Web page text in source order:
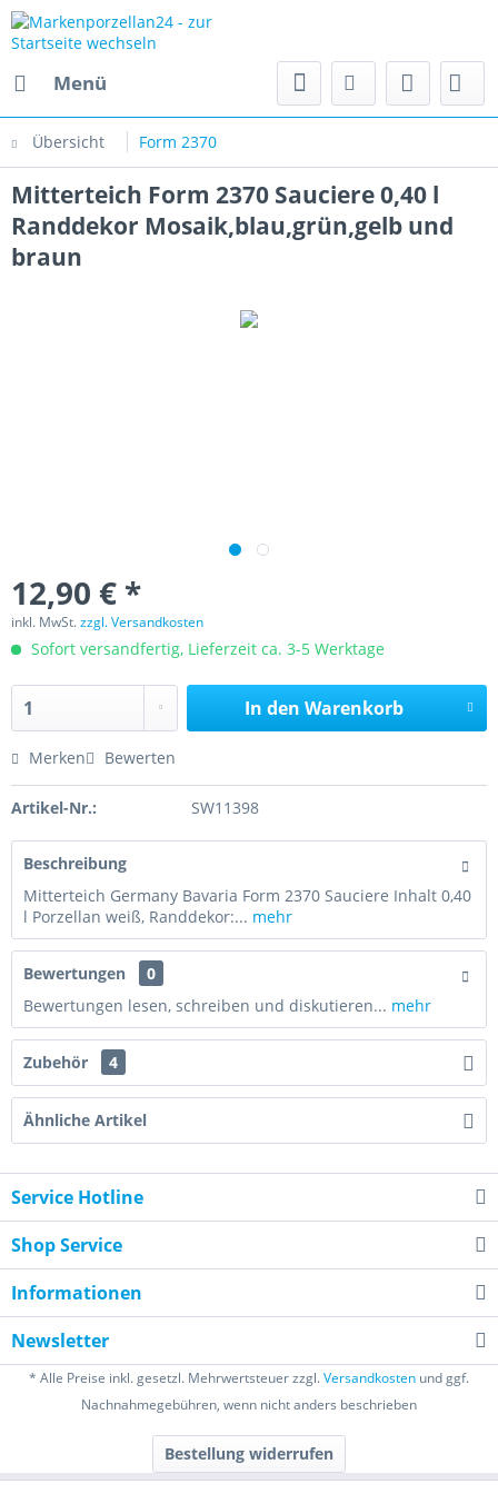
Menü
Übersicht Form 2370
Mitterteich Form 2370 Sauciere 0,40 l
Randdekor Mosaik,blau,grün,gelb und
braun
12,90 € *
inkl. MwSt.zzgl. Versandkosten
Sofort versandfertig, Lieferzeit ca. 3-5 Werktage
In den Warenkorb
Merken Bewerten
Artikel-Nr.: SW11398
Beschreibung
Mitterteich Germany Bavaria Form 2370 Sauciere Inhalt 0,40
l Porzellan weiß, Randdekor:... mehr
Bewertungen
0
Bewertungen lesen, schreiben und diskutieren... mehr
Zubehör 4
Ähnliche Artikel
Service Hotline
Shop Service
Informationen
Newsletter
* Alle Preise inkl. gesetzl. Mehrwertsteuer zzgl.Versandkosten und ggf.
Nachnahmegebühren, wenn nicht anders beschrieben
Bestellung widerrufen